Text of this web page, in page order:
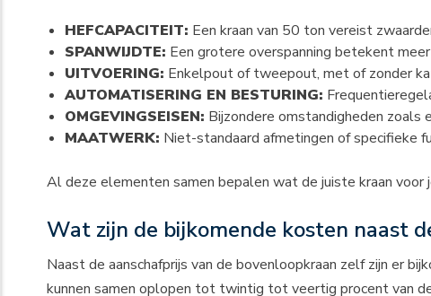
HEFCAPACITEIT: Een kraan van 50 ton vereist
SPANWIJDTE: Een grotere overspanning betekent
UITVOERING: Enkelpout of tweepout, met of zonder
AUTOMATISERING EN BESTURING:
OMGEVINGSEISEN: Bijzondere omstandigheden zoals
MAATWERK: Niet-standaard afmetingen of specifieke
Al deze elementen samen bepalen wat de juiste kraan
Wat zijn de bijkomende kosten naast
Naast de aanschafprijs van de bovenloopkraan zelf zijn er
kunnen samen oplopen tot twintig tot veertig procent van